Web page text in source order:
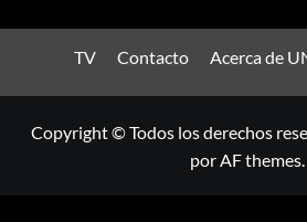
TV Contacto Acerca de
Copyright © Todos los derechos
por AF themes.